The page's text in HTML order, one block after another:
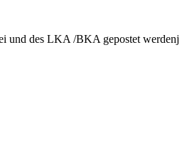
und des LKA /BKA gepostet werdenj